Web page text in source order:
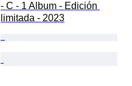
- C - 1 Album - Edición
limitada - 2023